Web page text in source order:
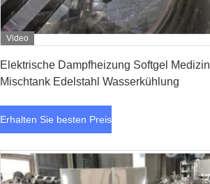
Video
Elektrische Dampfheizung Softgel Medizin
Mischtank Edelstahl Wasserkühlung
Erhalten Sie besten Preis